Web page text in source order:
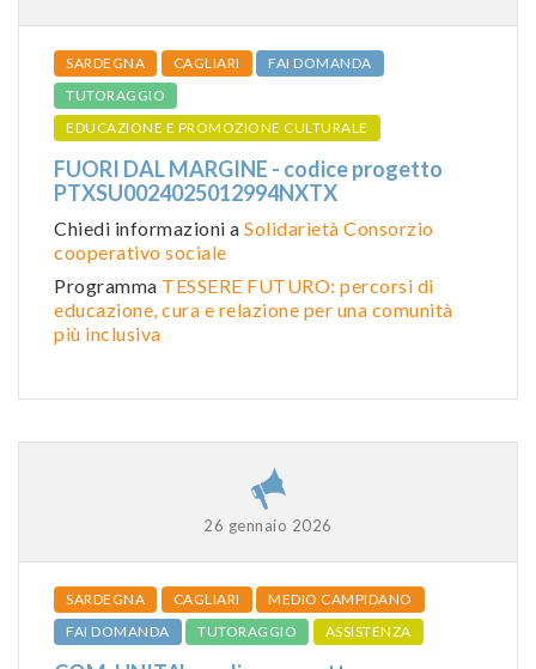
SARDEGNA CAGLIARI
FAI DOMANDA
TUTORAGGIO
EDUCAZIONE E PROMOZIONE CULTURALE
FUORI DAL MARGINE - codice progetto
PTXSU0024025012994NXTX
Chiedi informazioni a Solidarietà Consorzio
cooperativo sociale
Programma TESSERE FUTURO: percorsi di
educazione, cura e relazione per una comunità
più inclusiva
26 gennaio 2026
SARDEGNA CAGLIARI
MEDIO CAMPIDANO
FAI DOMANDA
TUTORAGGIO ASSISTENZA